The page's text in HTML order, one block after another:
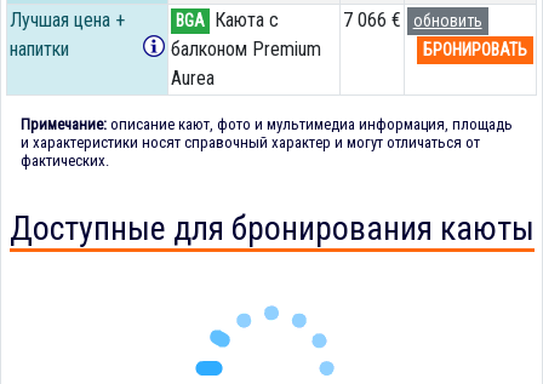
Лучшая цена +
напитки
BGA Каюта с
балконом Premium
Aurea
7 066 €
обновить
БРОНИРОВАТЬ
Примечание: описание кают, фото и мультимедиа информация, площадь
и характеристики носят справочный характер и могут отличаться от
фактических.
Доступные для бронирования каюты